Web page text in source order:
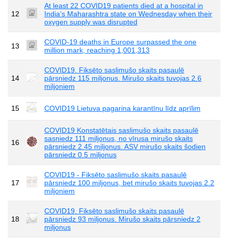
12
At least 22 COVID19 patients died at a hospital in
India’s Maharashtra state on Wednesday when their
oxygen supply was disrupted
13
COVID-19 deaths in Europe surpassed the one
million mark, reaching 1,001,313
14
COVID19. Fiksēto saslimušo skaits pasaulē
pārsniedz 115 miljonus. Mirušo skaits tuvojas 2.6
miljoniem
15 COVID19 Lietuva pagarina karantīnu līdz aprīlim
16
COVID19 Konstatētais saslimušo skaits pasaulē
sasniedz 111 miljonus, no vīrusa mirušo skaits
pārsniedz 2.45 miljonus. ASV mirušo skaits šodien
pārsniedz 0.5 miljonus
17
COVID19 - Fiksēto saslimušo skaits pasaulē
pārsniedz 100 miljonus, bet mirušo skaits tuvojas 2.2
miljoniem
18
COVID19. Fiksēto saslimušo skaits pasaulē
pārsniedz 93 miljonus. Mirušo skaits pārsniedz 2
miljonus